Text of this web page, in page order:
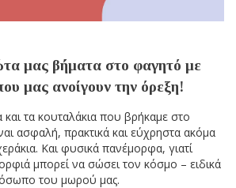
μας βήματα στο φαγητό με
μας ανοίγουν την όρεξη!
και τα κουταλάκια που βρήκαμε στο
ασφαλή, πρακτικά και εύχρηστα ακόμα
Και φυσικά πανέμορφα, γιατί
μπορεί να σώσει τον κόσμο – ειδικά
του μωρού μας.